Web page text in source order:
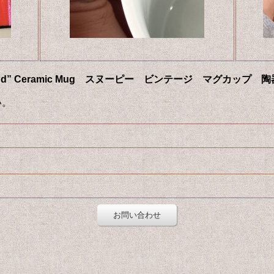
Ceramic Mug スヌーピー ビンテージ マグカップ
お問い合わせ